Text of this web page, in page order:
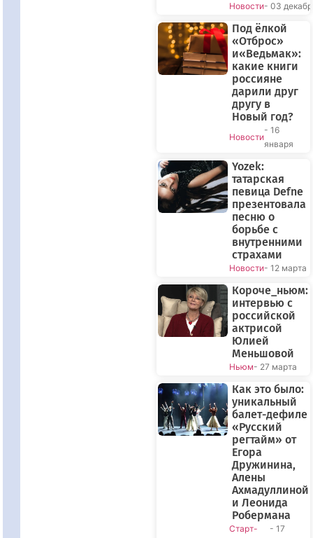
Новости- 03
Под ёлкой
«Отброс»
и«Ведьмак»:
какие книги
россияне
дарили друг
другу в
Новый год?
Новости
- 16
января
Yozek:
татарская
певица Defne
презентовала
песню о
борьбе с
внутренними
страхами
Новости- 12 марта
Короче_ньюм:
интервью с
российской
актрисой
Юлией
Меньшовой
Ньюм- 27 марта
Как это было:
уникальный
балет-дефиле
«Русский
регтайм» от
Егора
Дружинина,
Алены
Ахмадуллиной
и Леонида
Робермана
Старт-
- 17